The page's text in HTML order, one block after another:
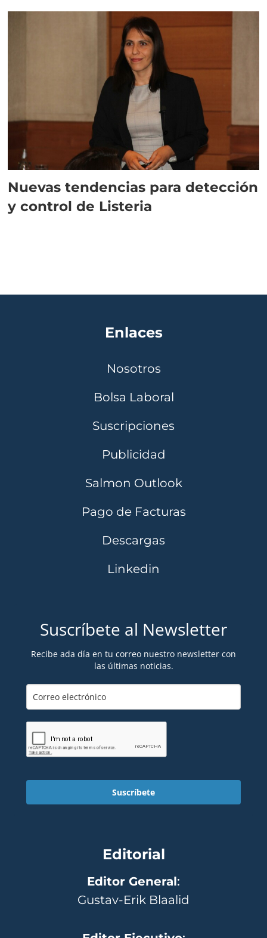
Nuevas tendencias para detección
y control de Listeria
Enlaces
Nosotros
Bolsa Laboral
Suscripciones
Publicidad
Salmon Outlook
Pago de Facturas
Descargas
Linkedin
Suscríbete al Newsletter
Recibe ada día en tu correo nuestro newsletter con
las últimas noticias.
Suscríbete
Editorial
Editor General:
Gustav-Erik Blaalid